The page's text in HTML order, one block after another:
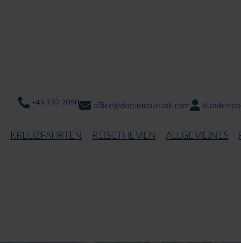
+43 732 2080 office@donautouristik.com
KREUZFAHRTEN REISETHEMEN ALLGEMEINES